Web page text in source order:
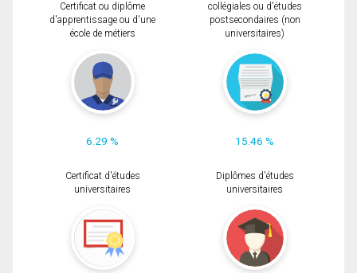
Certificat ou diplôme
d'apprentissage ou d'une
école de métiers
6.29 %
collégiales ou d'études
postsecondaires (non
universitaires)
15.46 %
Certificat d'études
universitaires
Diplômes d'études
universitaires